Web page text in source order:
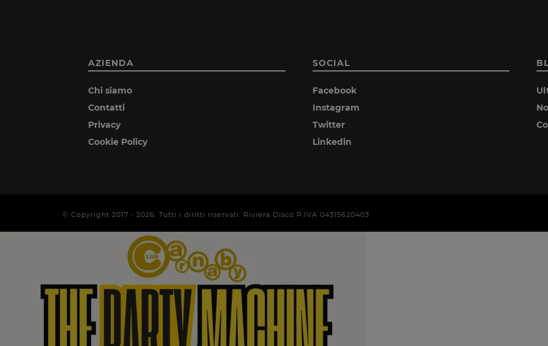
AZIENDA
Chi siamo
Contatti
Privacy
Cookie Policy
SOCIAL
Facebook
Instagram
Twitter
Linkedin
© Copyright 2017 - 2026. Tutti i diritti riservati. Riviera Disco P.IVA 04315620403